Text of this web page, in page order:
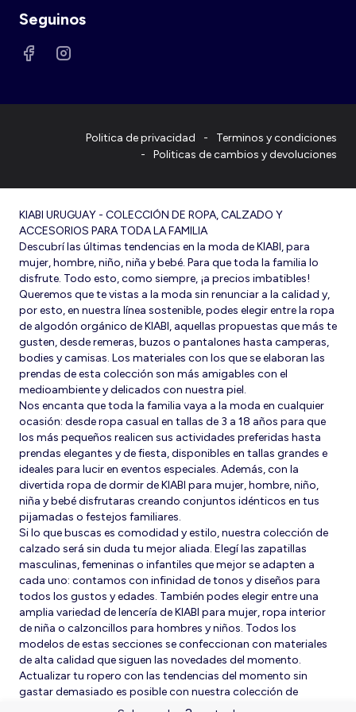
Seguinos
Politica de privacidad
Terminos y condiciones
Politicas de cambios y devoluciones
KIABI URUGUAY - COLECCIÓN DE ROPA, CALZADO Y
ACCESORIOS PARA TODA LA FAMILIA
Descubrí las últimas tendencias en la moda de KIABI, para
mujer, hombre, niño, niña y bebé. Para que toda la familia lo
disfrute. Todo esto, como siempre, ¡a precios imbatibles!
Queremos que te vistas a la moda sin renunciar a la calidad y,
por esto, en nuestra línea sostenible, podes elegir entre la ropa
de algodón orgánico de KIABI, aquellas propuestas que más te
gusten, desde remeras, buzos o pantalones hasta camperas,
bodies y camisas. Los materiales con los que se elaboran las
prendas de esta colección son más amigables con el
medioambiente y delicados con nuestra piel.
Nos encanta que toda la familia vaya a la moda en cualquier
ocasión: desde ropa casual en tallas de 3 a 18 años para que
los más pequeños realicen sus actividades preferidas hasta
prendas elegantes y de fiesta, disponibles en tallas grandes e
ideales para lucir en eventos especiales. Además, con la
divertida ropa de dormir de KIABI para mujer, hombre, niño,
niña y bebé disfrutaras creando conjuntos idénticos en tus
pijamadas o festejos familiares.
Si lo que buscas es comodidad y estilo, nuestra colección de
calzado será sin duda tu mejor aliada. Elegí las zapatillas
masculinas, femeninas o infantiles que mejor se adapten a
cada uno: contamos con infinidad de tonos y diseños para
todos los gustos y edades. También podes elegir entre una
amplia variedad de lencería de KIABI para mujer, ropa interior
de niña o calzoncillos para hombres y niños. Todos los
modelos de estas secciones se confeccionan con materiales
de alta calidad que siguen las novedades del momento.
Actualizar tu ropero con las tendencias del momento sin
gastar demasiado es posible con nuestra colección de
básicos a pequeños precios. ¡No dejes pasar nuestras ofertas